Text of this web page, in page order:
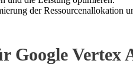
der Ressourcenallokation
Google Vertex